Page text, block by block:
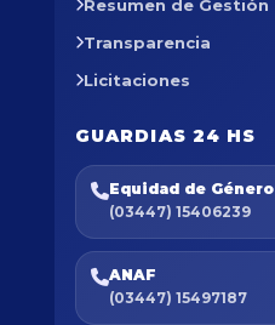
Resumen de Gestión
Transparencia
Licitaciones
GUARDIAS 24 HS
Equidad de Género
(03447) 15406239
ANAF
(03447) 15497187